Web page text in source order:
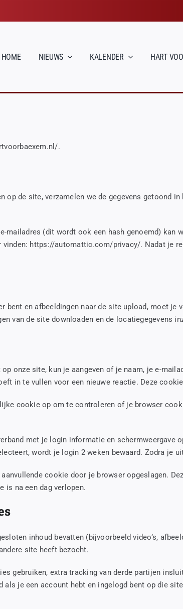
HOME NIEUWS KALENDER HART
.
op de site, verzamelen we de gegevens getoond
mailadres (dit wordt ook een hash genoemd) kan
vinden: https://automattic.com/privacy/. Nadat je
bent en afbeeldingen naar de site upload, moet
van de site downloaden en de locatiegegevens
onze site, kun je aangeven of je naam, je e-
in te vullen voor een nieuwe reactie. Deze
cookie op om te controleren of je browser
met je login informatie en
wordt je login 2 weken bewaard. Zodra je
cookie door je browser opgeslagen.
is na een dag verlopen.
inhoud bevatten (bijvoorbeeld video’s,
site heeft bezocht.
gebruiken, extra tracking van derde partijen
je een account hebt en ingelogd bent op die